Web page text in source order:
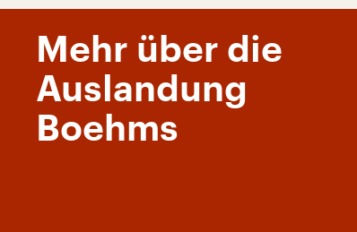
Mehr über die
Auslandung
Boehms